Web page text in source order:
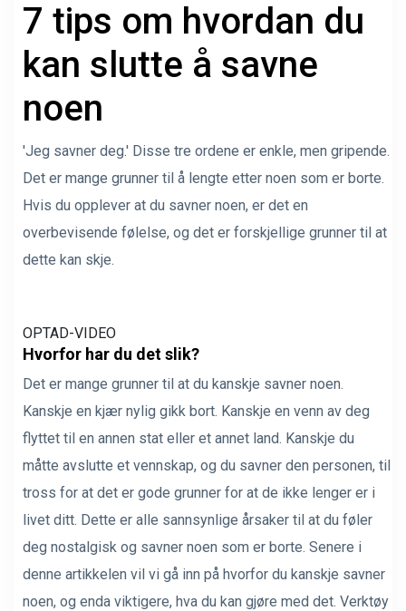
7 tips om hvordan du
kan slutte å savne
noen
'Jeg savner deg.' Disse tre ordene er enkle, men gripende.
Det er mange grunner til å lengte etter noen som er borte.
Hvis du opplever at du savner noen, er det en
overbevisende følelse, og det er forskjellige grunner til at
dette kan skje.
OPTAD-VIDEO
Hvorfor har du det slik?
Det er mange grunner til at du kanskje savner noen.
Kanskje en kjær nylig gikk bort. Kanskje en venn av deg
flyttet til en annen stat eller et annet land. Kanskje du
måtte avslutte et vennskap, og du savner den personen, til
tross for at det er gode grunner for at de ikke lenger er i
livet ditt. Dette er alle sannsynlige årsaker til at du føler
deg nostalgisk og savner noen som er borte. Senere i
denne artikkelen vil vi gå inn på hvorfor du kanskje savner
noen, og enda viktigere, hva du kan gjøre med det. Verktøy